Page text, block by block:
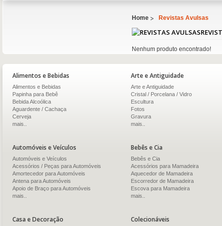
Home Revistas Avulsas
Nenhum produto encontrado!
Alimentos e Bebidas
Alimentos e Bebidas
Papinha para Bebê
Bebida Alcoólica
Aguardente / Cachaça
Cerveja
mais..
Arte e Antiguidade
Arte e Antiguidade
Cristal / Porcelana / Vidro
Escultura
Fotos
Gravura
mais..
Automóveis e Veículos
Automóveis e Veículos
Acessórios / Peças para Automóveis
Amortecedor para Automóveis
Antena para Automóveis
Apoio de Braço para Automóveis
mais..
Bebês e Cia
Bebês e Cia
Acessórios para Mamadeira
Aquecedor de Mamadeira
Escorredor de Mamadeira
Escova para Mamadeira
mais..
Casa e Decoração Colecionáveis